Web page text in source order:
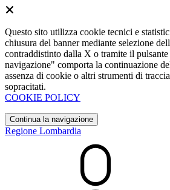
Questo sito utilizza cookie tecnici e
chiusura del banner mediante selezione
contraddistinto dalla X o tramite il
navigazione" comporta la continuazione
assenza di cookie o altri strumenti di
sopracitati.
COOKIE POLICY
Continua la navigazione
Regione Lombardia